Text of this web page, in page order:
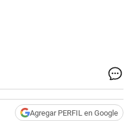
Agregar PERFIL en Google